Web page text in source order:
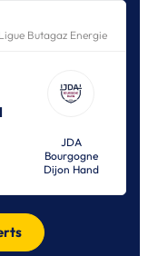
Ligue Butagaz Energie
JDA
Bourgogne
Dijon Hand